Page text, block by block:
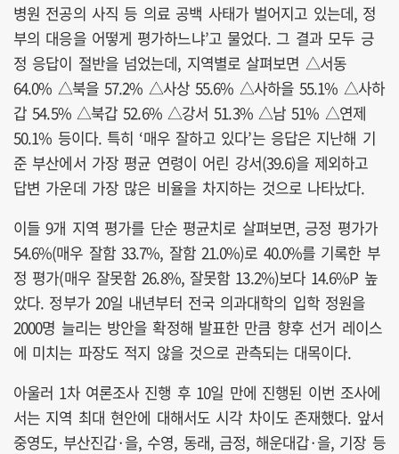
병원 전공의 사직 등 의료 공백 사태가 벌어지고 있는데, 정
부의 대응을 어떻게 평가하느냐’고 물었다. 그 결과 모두 긍
정 응답이 절반을 넘었는데, 지역별로 살펴보면 △서동
64.0% △북을 57.2% △사상 55.6% △사하을 55.1% △사하
갑 54.5% △북갑 52.6% △강서 51.3% △남 51% △연제
50.1% 등이다. 특히 ‘매우 잘하고 있다’는 응답은 지난해 기
준 부산에서 가장 평균 연령이 어린 강서(39.6)을 제외하고
답변 가운데 가장 많은 비율을 차지하는 것으로 나타났다.
이들 9개 지역 평가를 단순 평균치로 살펴보면, 긍정 평가가
54.6%(매우 잘함 33.7%, 잘함 21.0%)로 40.0%를 기록한 부
정 평가(매우 잘못함 26.8%, 잘못함 13.2%)보다 14.6%P 높
았다. 정부가 20일 내년부터 전국 의과대학의 입학 정원을
2000명 늘리는 방안을 확정해 발표한 만큼 향후 선거 레이스
에 미치는 파장도 적지 않을 것으로 관측되는 대목이다.
아울러 1차 여론조사 진행 후 10일 만에 진행된 이번 조사에
서는 지역 최대 현안에 대해서도 시각 차이도 존재했다. 앞서
중영도, 부산진갑·을, 수영, 동래, 금정, 해운대갑·을, 기장 등